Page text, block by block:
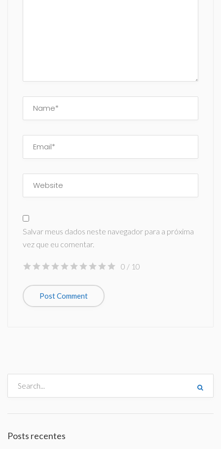
Salvar meus dados neste navegador para a próxima
vez que eu comentar.
0 / 10
Posts recentes